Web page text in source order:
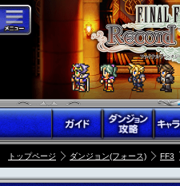
トップページ ダンジョン(フォース) FF3